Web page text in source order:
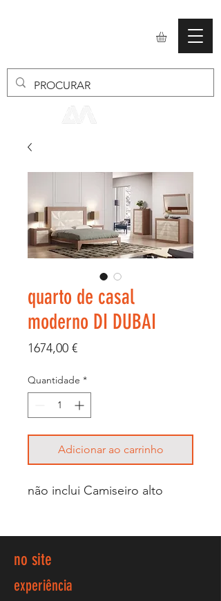
quarto de casal
moderno DI DUBAI
1674,00 €Preço
Quantidade *
Adicionar ao carrinho
não inclui Camiseiro alto
no site
experiência